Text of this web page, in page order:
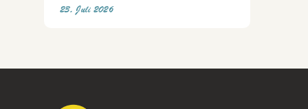
23. Juli 2026